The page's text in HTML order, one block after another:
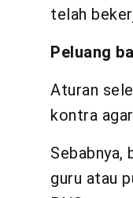
telah
Peluang
Aturan
kontra
Sebabnya,
guru atau